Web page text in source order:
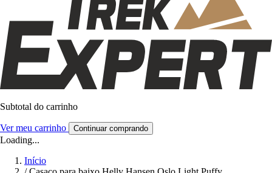
Subtotal do carrinho
Ver meu carrinho Continuar comprando
Loading...
Início